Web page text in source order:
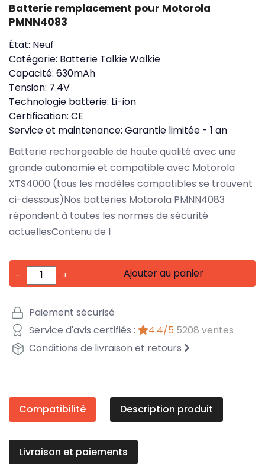
Batterie remplacement pour Motorola
PMNN4083
État: Neuf
Catégorie: Batterie Talkie Walkie
Capacité: 630mAh
Tension: 7.4V
Technologie batterie: Li-ion
Certification: CE
Service et maintenance: Garantie limitée - 1 an
Batterie rechargeable de haute qualité avec une
grande autonomie et compatible avec Motorola
XTS4000 (tous les modèles compatibles se trouvent
ci-dessous)Nos batteries Motorola PMNN4083
répondent à toutes les normes de sécurité
actuellesContenu de l
- + Ajouter au panier
Paiement sécurisé
Service d'avis certifiés :
4.4/5 5208 ventes
Conditions de livraison et retours
Compatibilité Description produit
Livraison et paiements